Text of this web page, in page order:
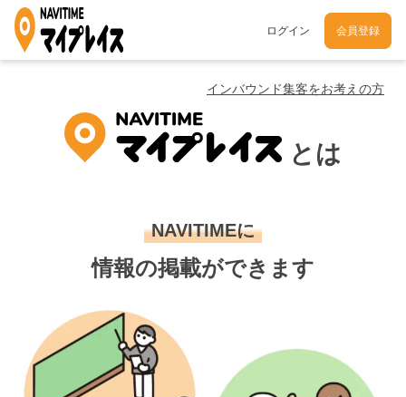
ログイン 会員登録
インバウンド集客をお考えの方
とは
NAVITIMEに
情報の掲載ができます